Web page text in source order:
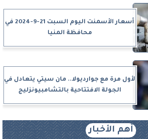
أسعار الأسمنت اليوم السبت 21-9-2024 في
محافظة المنيا
لأول مرة مع جوارديولا.. مان سيتي يتعادل في
الجولة الافتتاحية بالتشامبيونزليج
أهم الأخبار